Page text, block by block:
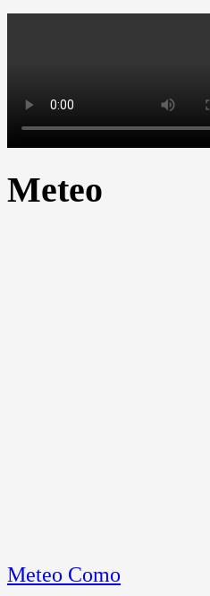
Meteo
Meteo Como